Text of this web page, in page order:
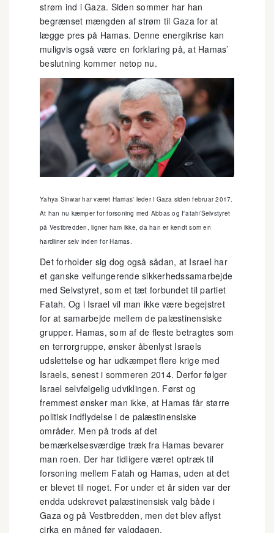
strøm ind i Gaza. Siden sommer har han
begrænset mængden af strøm til Gaza for at
lægge pres på Hamas. Denne energikrise kan
muligvis også være en forklaring på, at Hamas’
beslutning kommer netop nu.
Yahya Sinwar har været Hamas' leder i Gaza siden februar 2017.
At han nu kæmper for forsoning med Abbas og Fatah/Selvstyret
på Vestbredden, ligner ham ikke, da han er kendt som en
hardliner selv inden for Hamas.
Det forholder sig dog også sådan, at Israel har
et ganske velfungerende sikkerhedssamarbejde
med Selvstyret, som et tæt forbundet til partiet
Fatah. Og i Israel vil man ikke være begejstret
for at samarbejde mellem de palæstinensiske
grupper. Hamas, som af de fleste betragtes som
en terrorgruppe, ønsker åbenlyst Israels
udslettelse og har udkæmpet flere krige med
Israels, senest i sommeren 2014. Derfor følger
Israel selvfølgelig udviklingen. Først og
fremmest ønsker man ikke, at Hamas får større
politisk indflydelse i de palæstinensiske
områder. Men på trods af det
bemærkelsesværdige træk fra Hamas bevarer
man roen. Der har tidligere været optræk til
forsoning mellem Fatah og Hamas, uden at det
er blevet til noget. For under et år siden var der
endda udskrevet palæstinensisk valg både i
Gaza og på Vestbredden, men det blev aflyst
cirka en måned før valgdagen.